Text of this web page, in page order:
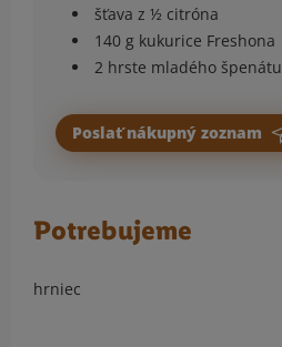
šťava z ½ citróna
140 g kukurice Freshona
2 hrste mladého špenátu
Poslať nákupný zoznam
Potrebujeme
hrniec